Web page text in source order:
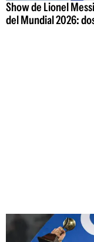
Show de Lionel
del Mundial 2026: